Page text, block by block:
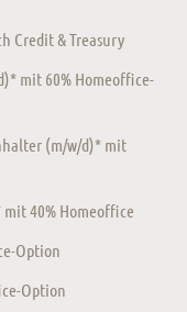
Credit & Treasury
mit 60% Homeoffice-
(m/w/d)* mit
40% Homeoffice
Option
Option